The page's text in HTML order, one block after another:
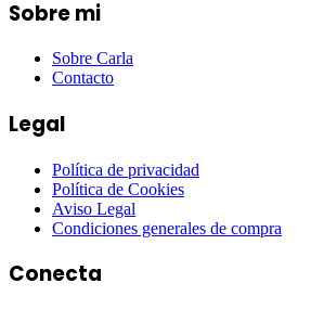
Sobre mi
Sobre Carla
Contacto
Legal
Política de privacidad
Política de Cookies
Aviso Legal
Condiciones generales de compra
Conecta